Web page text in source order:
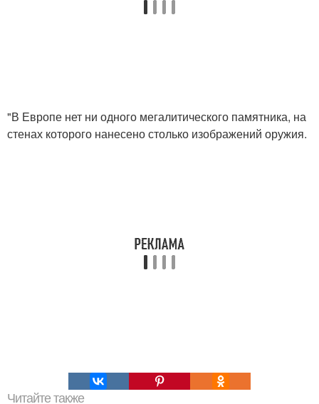
"В Европе нет ни одного мегалитического памятника, на
стенах которого нанесено столько изображений оружия.
Читайте также